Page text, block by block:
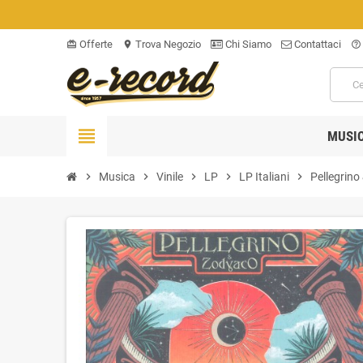
card_giftcard Offerte location_on Trova Negozio Chi Siamo Contattaci help_outline
view_headline
chevron_right Musica chevron_right Vinile chevron_right LP chevron_right LP Italiani chevron_right Pellegrino